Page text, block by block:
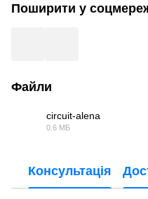
Поширити у
Файли
circuit-alena
0.6 МБ
Консультація